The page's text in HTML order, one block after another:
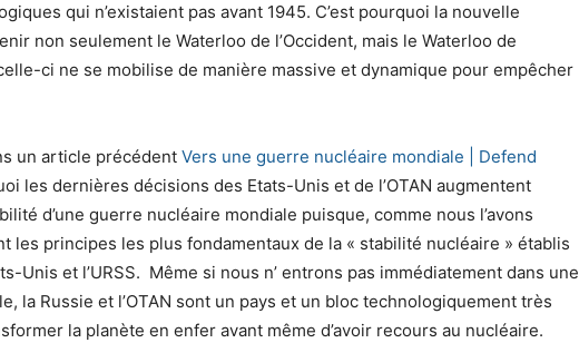
qui n’existaient pas avant 1945. C’est pourquoi la nouvelle
non seulement le Waterloo de l’Occident, mais le Waterloo de
ci ne se mobilise de manière massive et dynamique pour empêcher
un article précédent Vers une guerre nucléaire mondiale | Defend
les dernières décisions des Etats-Unis et de l’OTAN augmentent
d’une guerre nucléaire mondiale puisque, comme nous l’avons
les principes les plus fondamentaux de la « stabilité nucléaire » établis
Unis et l’URSS. Même si nous n’ entrons pas immédiatement dans une
la Russie et l’OTAN sont un pays et un bloc technologiquement très
la planète en enfer avant même d’avoir recours au nucléaire.